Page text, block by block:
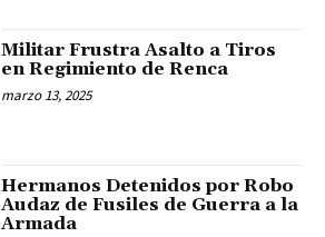
Militar Frustra Asalto a Tiros
en Regimiento de Renca
marzo 13, 2025
Hermanos Detenidos por Robo
Audaz de Fusiles de Guerra a la
Armada